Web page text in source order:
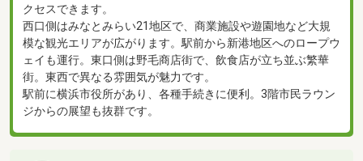
クセスできます。
西口側はみなとみらい21地区で、商業施設や遊園地など大規
模な観光エリアが広がります。駅前から新港地区へのロープウ
ェイも運行。東口側は野毛商店街で、飲食店が立ち並ぶ繁華
街。東西で異なる雰囲気が魅力です。
駅前に横浜市役所があり、各種手続きに便利。3階市民ラウン
ジからの展望も抜群です。